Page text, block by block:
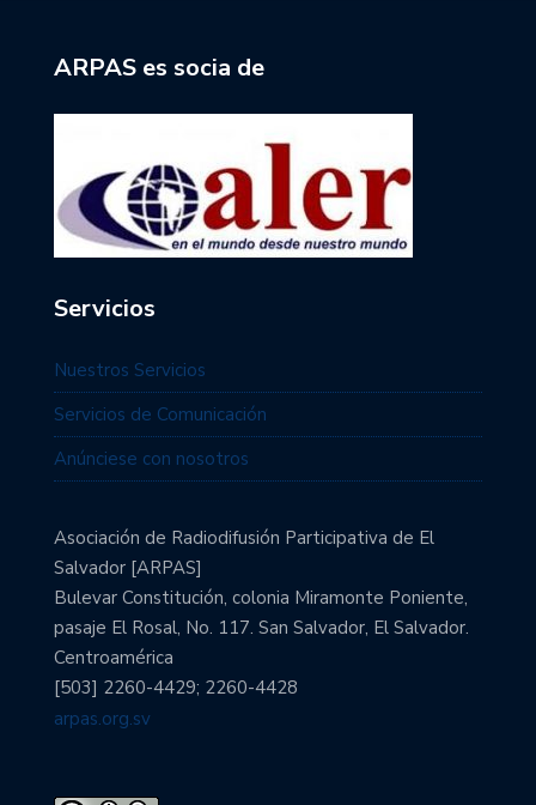
ARPAS es socia de
Servicios
Nuestros Servicios
Servicios de Comunicación
Anúnciese con nosotros
Asociación de Radiodifusión Participativa de El
Salvador [ARPAS]
Bulevar Constitución, colonia Miramonte Poniente,
pasaje El Rosal, No. 117. San Salvador, El Salvador.
Centroamérica
[503] 2260-4429; 2260-4428
arpas.org.sv